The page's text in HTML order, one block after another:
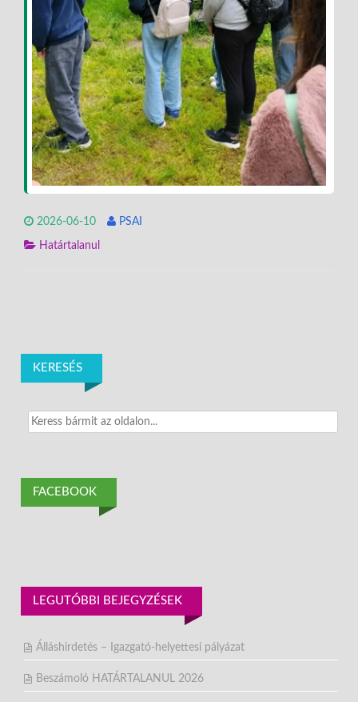
2026-06-10 PSAI
Határtalanul
KERESÉS
Search
FACEBOOK
LEGUTÓBBI BEJEGYZÉSEK
Álláshirdetés – Igazgató-helyettesi pályázat
Beszámoló HATÁRTALANUL 2026